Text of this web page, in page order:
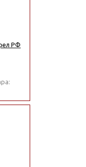
РФ